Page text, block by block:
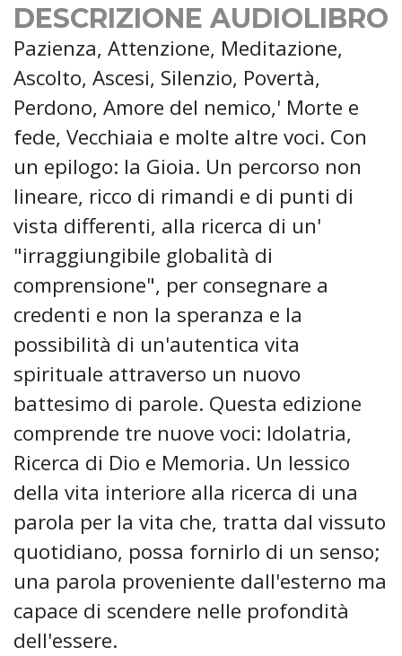
DESCRIZIONE AUDIOLIBRO
Pazienza, Attenzione, Meditazione,
Ascolto, Ascesi, Silenzio, Povertà,
Perdono, Amore del nemico,' Morte e
fede, Vecchiaia e molte altre voci. Con
un epilogo: la Gioia. Un percorso non
lineare, ricco di rimandi e di punti di
vista differenti, alla ricerca di un'
"irraggiungibile globalità di
comprensione", per consegnare a
credenti e non la speranza e la
possibilità di un'autentica vita
spirituale attraverso un nuovo
battesimo di parole. Questa edizione
comprende tre nuove voci: Idolatria,
Ricerca di Dio e Memoria. Un lessico
della vita interiore alla ricerca di una
parola per la vita che, tratta dal vissuto
quotidiano, possa fornirlo di un senso;
una parola proveniente dall'esterno ma
capace di scendere nelle profondità
dell'essere.